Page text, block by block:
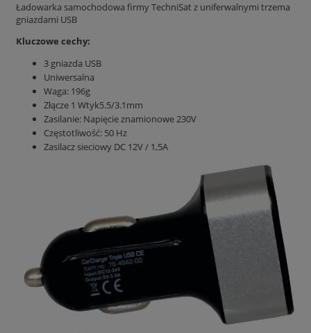
Ładowarka samochodowa firmy TechniSat z uniferwalnymi trzema
gniazdami USB
Kluczowe cechy:
3 gniazda USB
Uniwersalna
Waga: 196g
Złącze 1 Wtyk5.5/3.1mm
Zasilanie: Napięcie znamionowe 230V
Częstotliwość: 50 Hz
Zasilacz sieciowy DC 12V / 1,5A